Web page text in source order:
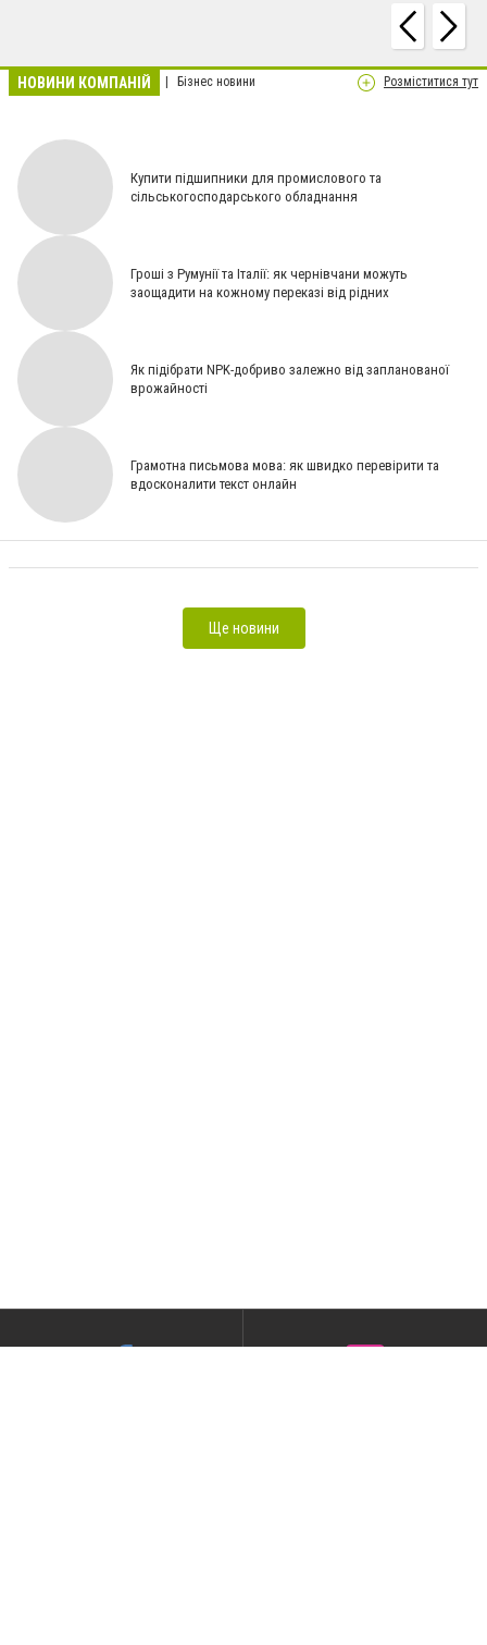
НОВИНИ КОМПАНІЙ Бізнес новини Розміститися тут
Купити підшипники для промислового та
сільськогосподарського обладнання
Гроші з Румунії та Італії: як чернівчани можуть
заощадити на кожному переказі від рідних
Як підібрати NPK-добриво залежно від запланованої
врожайності
Грамотна письмова мова: як швидко перевірити та
вдосконалити текст онлайн
Горячие туры в Дубай: идеальный отдых с Caspi Tours [На правах реклами]
квартира как пространство для роста семьи: стратегический выбор формата жилья [На правах
реклами]
Ще новини